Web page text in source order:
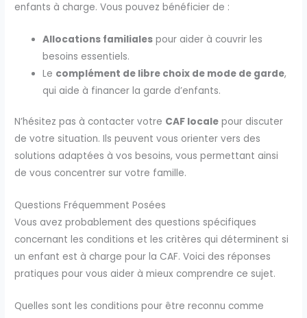
enfants à charge. Vous pouvez bénéficier de :
Allocations familiales pour aider à couvrir les
besoins essentiels.
Le complément de libre choix de mode de garde,
qui aide à financer la garde d’enfants.
N’hésitez pas à contacter votre CAF locale pour discuter
de votre situation. Ils peuvent vous orienter vers des
solutions adaptées à vos besoins, vous permettant ainsi
de vous concentrer sur votre famille.
Questions Fréquemment Posées
Vous avez probablement des questions spécifiques
concernant les conditions et les critères qui déterminent si
un enfant est à charge pour la CAF. Voici des réponses
pratiques pour vous aider à mieux comprendre ce sujet.
Quelles sont les conditions pour être reconnu comme